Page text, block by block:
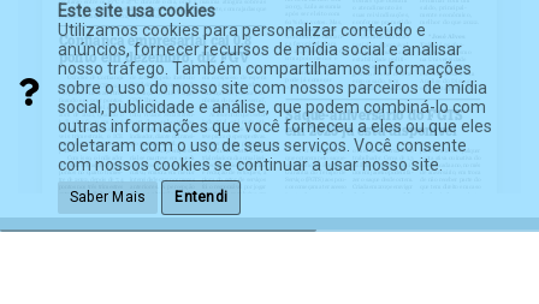
Este site usa cookies
Utilizamos cookies para personalizar conteúdo e
anúncios, fornecer recursos de mídia social e analisar
nosso tráfego. Também compartilhamos informações
sobre o uso do nosso site com nossos parceiros de mídia
social, publicidade e análise, que podem combiná-lo com
outras informações que você forneceu a eles ou que eles
coletaram com o uso de seus serviços. Você consente
com nossos cookies se continuar a usar nosso site.
Saber Mais Entendi